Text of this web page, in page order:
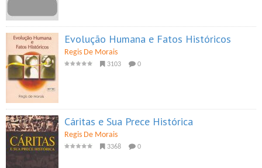
Evolução Humana e Fatos Históricos
Regis De Morais
3103 0
Cáritas e Sua Prece Histórica
Regis De Morais
3368 0